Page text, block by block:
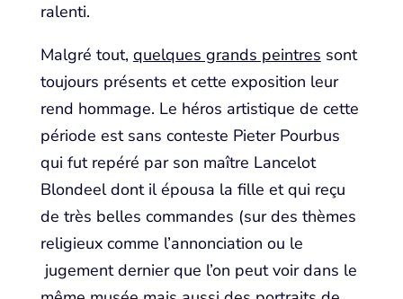
ralenti.
Malgré tout, quelques grands peintres sont
toujours présents et cette exposition leur
rend hommage. Le héros artistique de cette
période est sans conteste Pieter Pourbus
qui fut repéré par son maître Lancelot
Blondeel dont il épousa la fille et qui reçu
de très belles commandes (sur des thèmes
religieux comme l’annonciation ou le
jugement dernier que l’on peut voir dans le